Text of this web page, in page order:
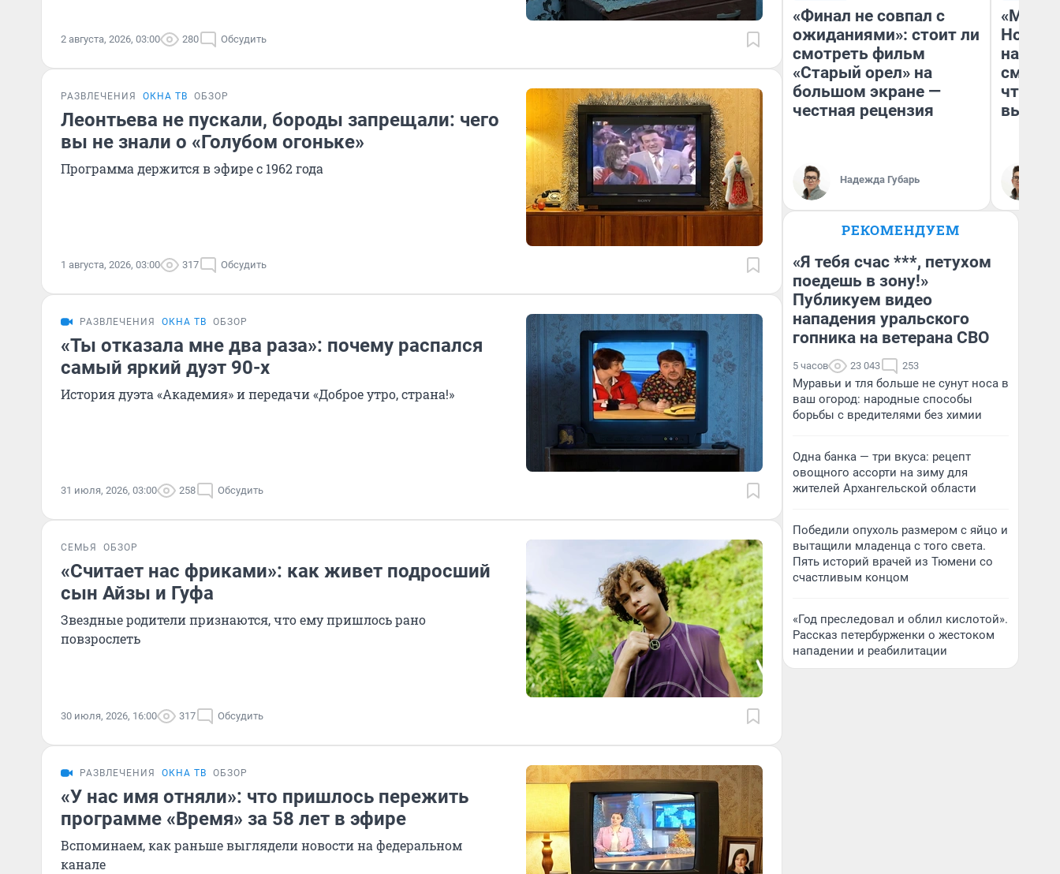
2 августа, 2026, 03:00 280 Обсудить
РАЗВЛЕЧЕНИЯ ОКНА ТВ ОБЗОР
Леонтьева не пускали, бороды запрещали: чего
вы не знали о «Голубом огоньке»
Программа держится в эфире с 1962 года
1 августа, 2026, 03:00 317 Обсудить
РАЗВЛЕЧЕНИЯ ОКНА ТВ ОБЗОР
«Ты отказала мне два раза»: почему распался
самый яркий дуэт 90-х
История дуэта «Академия» и передачи «Доброе утро, страна!»
31 июля, 2026, 03:00 258 Обсудить
СЕМЬЯ ОБЗОР
«Считает нас фриками»: как живет подросший
сын Айзы и Гуфа
Звездные родители признаются, что ему пришлось рано
повзрослеть
30 июля, 2026, 16:00 317 Обсудить
РАЗВЛЕЧЕНИЯ ОКНА ТВ ОБЗОР
«У нас имя отняли»: что пришлось пережить
программе «Время» за 58 лет в эфире
Вспоминаем, как раньше выглядели новости на федеральном
канале
«Финал не совпал с
ожиданиями»: стоит ли
смотреть фильм
«Старый орел» на
большом экране —
честная рецензия
Надежда Губарь
«Мы
чтобы
РЕКОМЕНДУЕМ
«Я тебя счас ***, петухом
поедешь в зону!»
Публикуем видео
нападения уральского
гопника на ветерана СВО
5 часов 23 043 253
Муравьи и тля больше не сунут носа в
ваш огород: народные способы
борьбы с вредителями без химии
Одна банка — три вкуса: рецепт
овощного ассорти на зиму для
жителей Архангельской области
Победили опухоль размером с яйцо и
вытащили младенца с того света.
Пять историй врачей из Тюмени со
счастливым концом
«Год преследовал и облил кислотой».
Рассказ петербурженки о жестоком
нападении и реабилитации